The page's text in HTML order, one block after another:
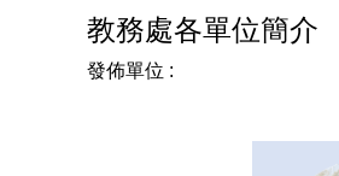
教務處各單位簡介
發佈單位 :